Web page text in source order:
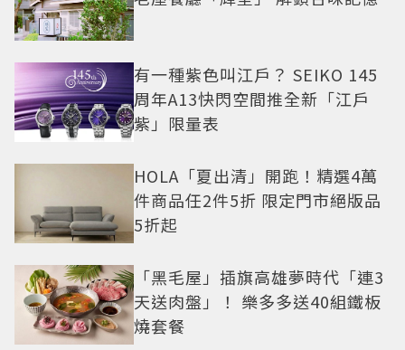
有一種紫色叫江戶？ SEIKO 145
周年A13快閃空間推全新「江戶
紫」限量表
HOLA「夏出清」開跑！精選4萬
件商品任2件5折 限定門市絕版品
5折起
「黑毛屋」插旗高雄夢時代「連3
天送肉盤」！ 樂多多送40組鐵板
燒套餐